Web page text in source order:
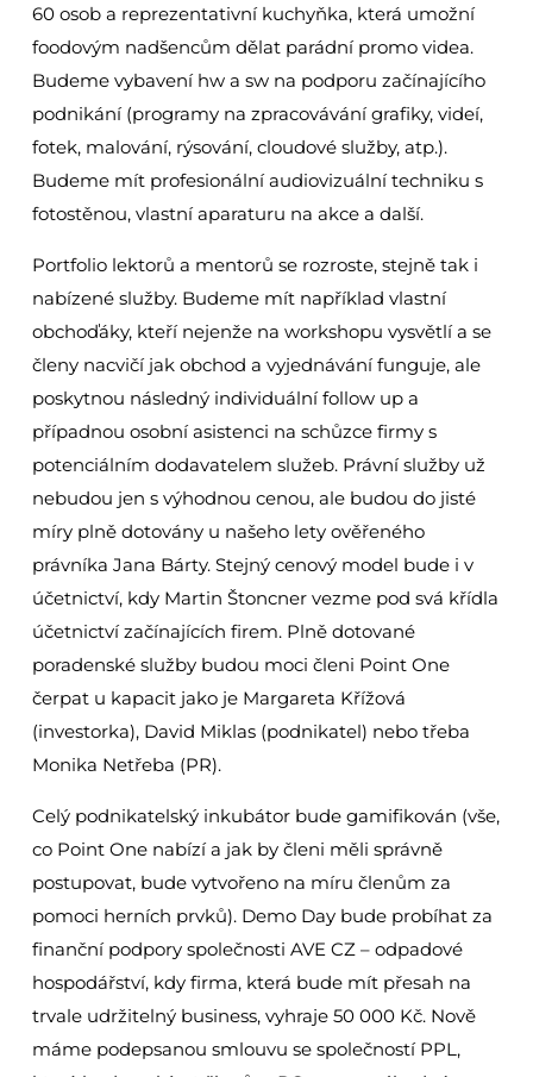
60 osob a reprezentativní kuchyňka, která umožní
foodovým nadšencům dělat parádní promo videa.
Budeme vybavení hw a sw na podporu začínajícího
podnikání (programy na zpracovávání grafiky, videí,
fotek, malování, rýsování, cloudové služby, atp.).
Budeme mít profesionální audiovizuální techniku s
fotostěnou, vlastní aparaturu na akce a další.
Portfolio lektorů a mentorů se rozroste, stejně tak i
nabízené služby. Budeme mít například vlastní
obchoďáky, kteří nejenže na workshopu vysvětlí a se
členy nacvičí jak obchod a vyjednávání funguje, ale
poskytnou následný individuální follow up a
případnou osobní asistenci na schůzce firmy s
potenciálním dodavatelem služeb. Právní služby už
nebudou jen s výhodnou cenou, ale budou do jisté
míry plně dotovány u našeho lety ověřeného
právníka Jana Bárty. Stejný cenový model bude i v
účetnictví, kdy Martin Štoncner vezme pod svá křídla
účetnictví začínajících firem. Plně dotované
poradenské služby budou moci členi Point One
čerpat u kapacit jako je Margareta Křížová
(investorka), David Miklas (podnikatel) nebo třeba
Monika Netřeba (PR).
Celý podnikatelský inkubátor bude gamifikován (vše,
co Point One nabízí a jak by členi měli správně
postupovat, bude vytvořeno na míru členům za
pomoci herních prvků). Demo Day bude probíhat za
finanční podpory společnosti AVE CZ – odpadové
hospodářství, kdy firma, která bude mít přesah na
trvale udržitelný business, vyhraje 50 000 Kč. Nově
máme podepsanou smlouvu se společností PPL,